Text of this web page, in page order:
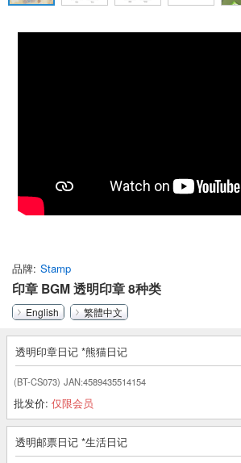
品牌 Stamp
印章 BGM 透明印章 8种类
English 繁體中文
透明印章日记 *熊猫日记
(BT-CS073) JAN:4589435514154
批发价: 仅限会员
透明邮票日记 *生活日记